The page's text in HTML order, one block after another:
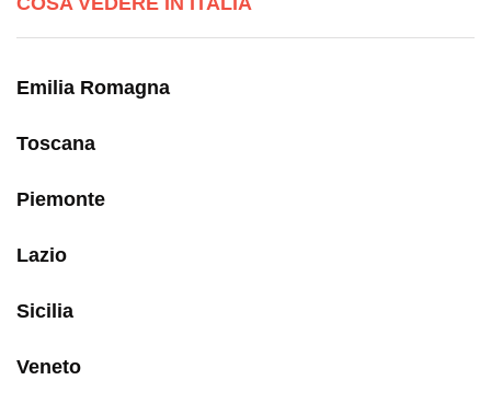
Emilia Romagna
Toscana
Piemonte
Lazio
Sicilia
Veneto